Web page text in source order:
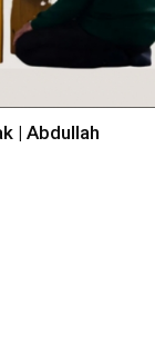
| Abdullah